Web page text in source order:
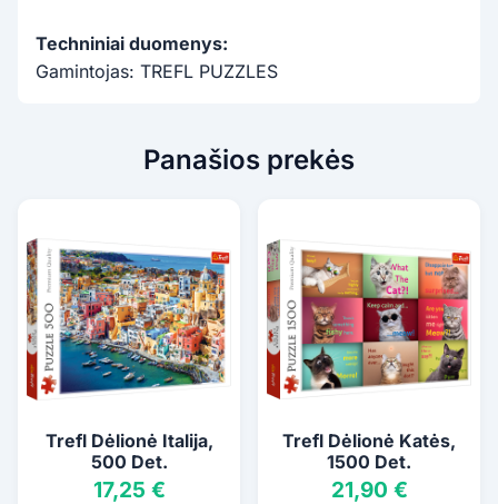
Techniniai duomenys:
Gamintojas: TREFL PUZZLES
Panašios prekės
Trefl Dėlionė Italija,
500 Det.
17,25 €
Trefl Dėlionė Katės,
1500 Det.
21,90 €